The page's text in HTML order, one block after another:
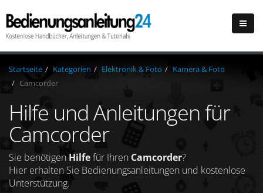
Startseite Kategorien Elektronik & Foto
Kamera & Foto
Camcorder
Hilfe und Anleitungen für
Camcorder
Sie benötigen Hilfefür Ihren Camcorder?
Hier erhalten Sie Bedienungsanleitungen und kostenlose
Unterstützung.